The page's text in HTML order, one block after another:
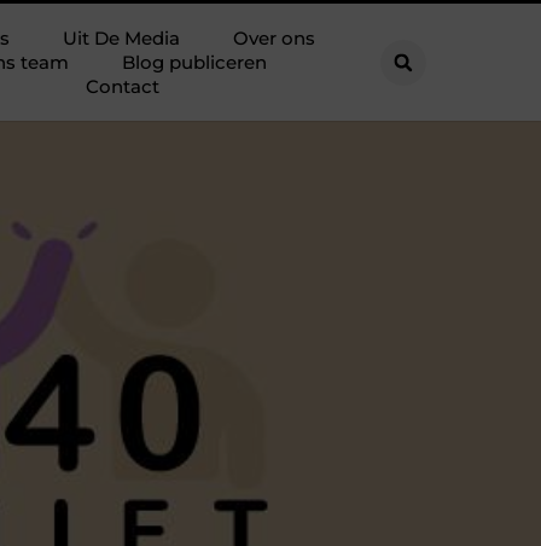
Uit De Media
Over ons
team
Blog publiceren
Contact